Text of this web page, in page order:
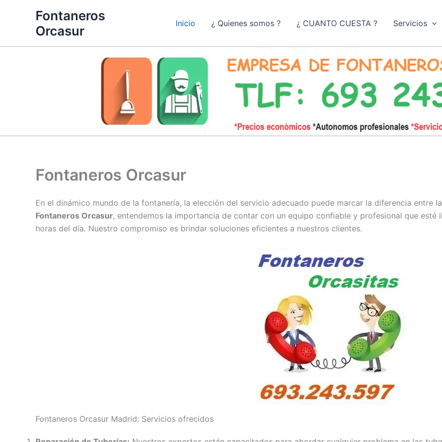
contenido
Fontaneros
Orcasur
Inicio ¿ Quienes somos ? ¿ CUANTO CUESTA ? Servicios
Fontaneros Orcasur
En el dinámico mundo de la fontanería, la elección del servicio adecuado puede marcar la diferencia entre
Fontaneros Orcasur, entendemos la importancia de contar con un equipo confiable y profesional que esté
horas del día. Nuestro compromiso es brindar soluciones eficientes a nuestros clientes.
Fontaneros Orcasur Madrid: Servicios ofrecidos